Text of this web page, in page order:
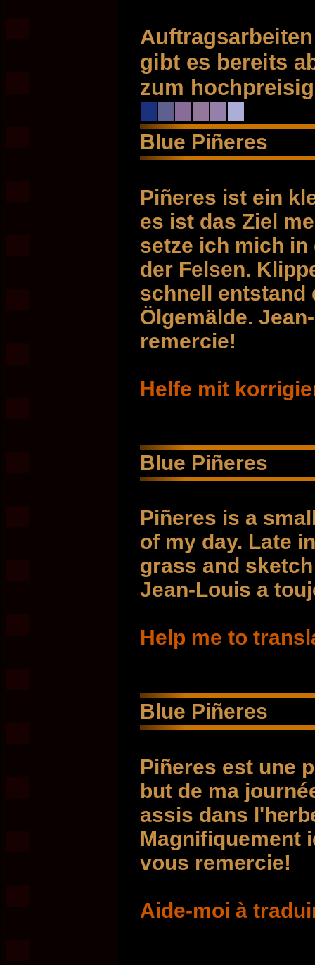
gibt es bereits
zum
Blue Piñeres
Piñeres ist ein
es ist das Ziel
setze ich mich
der Felsen.
schnell entstand
Ölgemälde.
remercie!
Helfe mit
Blue Piñeres
Piñeres is a
of my day. Late
grass and
Jean-Louis a
Help me to
Blue Piñeres
Piñeres est une
but de ma
assis dans
Magnifiquement
vous remercie!
Aide-moi à